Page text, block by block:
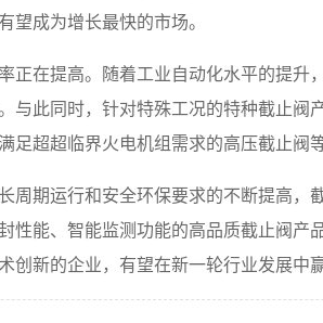
望成为增长最快的市场。
正在提高。随着工业自动化水平的提升
此同时，针对特殊工况的特种截止阀
超超临界火电机组需求的高压截止阀等
周期运行和安全环保要求的不断提高，
性能、智能监测功能的高品质截止阀产
新的企业，有望在新一轮行业发展中